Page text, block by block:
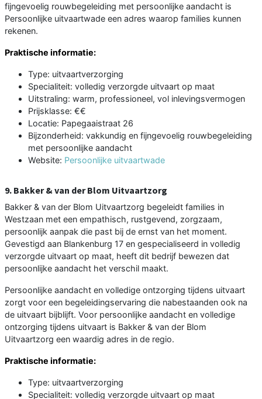
fijngevoelig rouwbegeleiding met persoonlijke aandacht is
Persoonlijke uitvaartwade een adres waarop families kunnen
rekenen.
Praktische informatie:
Type: uitvaartverzorging
Specialiteit: volledig verzorgde uitvaart op maat
Uitstraling: warm, professioneel, vol inlevingsvermogen
Prijsklasse: €€
Locatie: Papegaaistraat 26
Bijzonderheid: vakkundig en fijngevoelig rouwbegeleiding
met persoonlijke aandacht
Website: Persoonlijke uitvaartwade
9. Bakker & van der Blom Uitvaartzorg
Bakker & van der Blom Uitvaartzorg begeleidt families in
Westzaan met een empathisch, rustgevend, zorgzaam,
persoonlijk aanpak die past bij de ernst van het moment.
Gevestigd aan Blankenburg 17 en gespecialiseerd in volledig
verzorgde uitvaart op maat, heeft dit bedrijf bewezen dat
persoonlijke aandacht het verschil maakt.
Persoonlijke aandacht en volledige ontzorging tijdens uitvaart
zorgt voor een begeleidingservaring die nabestaanden ook na
de uitvaart bijblijft. Voor persoonlijke aandacht en volledige
ontzorging tijdens uitvaart is Bakker & van der Blom
Uitvaartzorg een waardig adres in de regio.
Praktische informatie:
Type: uitvaartverzorging
Specialiteit: volledig verzorgde uitvaart op maat